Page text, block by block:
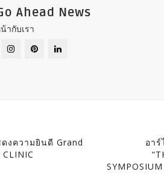
Ahead News
ากับเรา
งความยินดี Grand
อา